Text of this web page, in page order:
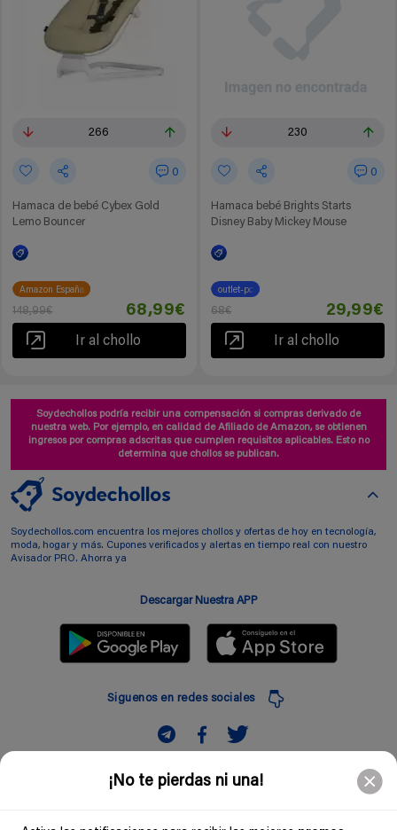
¡No te pierdas ni una!
266
0
Hamaca de bebé Cybex Gold
Lemo Bouncer
Amazon España
148,99€ 68,99€
Ir al chollo
230
0
Hamaca bebé Brights Starts
Disney Baby Mickey Mouse
outlet-pc
68€ 29,99€
Ir al chollo
Soydechollos podría recibir una compensación si compras derivado de
nuestra web. Por ejemplo, en calidad de Afiliado de Amazon, se obtienen
ingresos por compras adscritas que cumplen requisitos aplicables. Esto no
determina que chollos se publican.
Soydechollos.com encuentra los mejores chollos y ofertas de hoy en tecnología,
moda, hogar y más. Cupones verificados y alertas en tiempo real con nuestro
Avisador PRO. Ahorra ya
Descargar Nuestra APP
Siguenos en redes sociales
Suscribir